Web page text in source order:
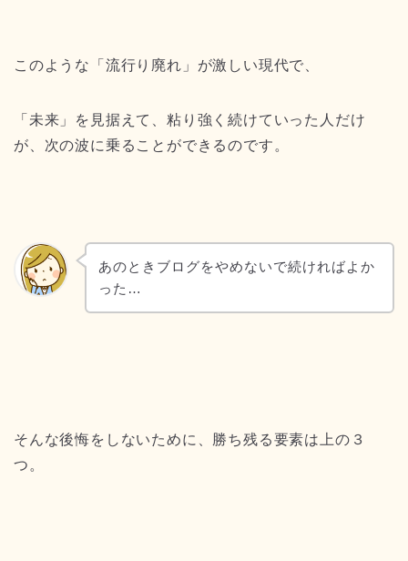
このような「流行り廃れ」が激しい現代で、
「未来」を見据えて、粘り強く続けていった人だけ
が、次の波に乗ることができるのです。
あのときブログをやめないで続ければよか
った…
そんな後悔をしないために、勝ち残る要素は上の３
つ。